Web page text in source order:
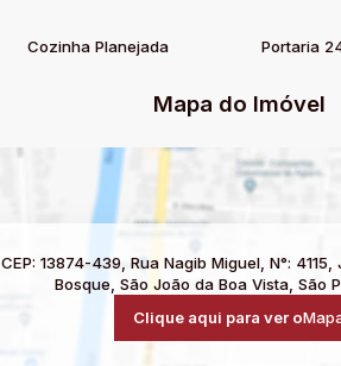
Cozinha Planejada Portaria
Mapa do Imóvel
CEP: 13874-439, Rua Nagib Miguel, N°: 4115
Bosque São João da Boa Vista São
Clique aqui para ver o